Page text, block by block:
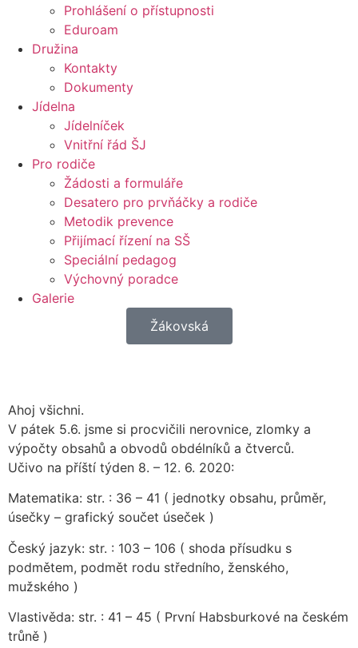
Prohlášení o přístupnosti
Eduroam
Družina
Kontakty
Dokumenty
Jídelna
Jídelníček
Vnitřní řád ŠJ
Pro rodiče
Žádosti a formuláře
Desatero pro prvňáčky a rodiče
Metodik prevence
Přijímací řízení na SŠ
Speciální pedagog
Výchovný poradce
Galerie
Žákovská
Ahoj všichni.
V pátek 5.6. jsme si procvičili nerovnice, zlomky a
výpočty obsahů a obvodů obdélníků a čtverců.
Učivo na příští týden 8. – 12. 6. 2020:
Matematika: str. : 36 – 41 ( jednotky obsahu, průměr,
úsečky – grafický součet úseček )
Český jazyk: str. : 103 – 106 ( shoda přísudku s
podmětem, podmět rodu středního, ženského,
mužského )
Vlastivěda: str. : 41 – 45 ( První Habsburkové na českém
trůně )